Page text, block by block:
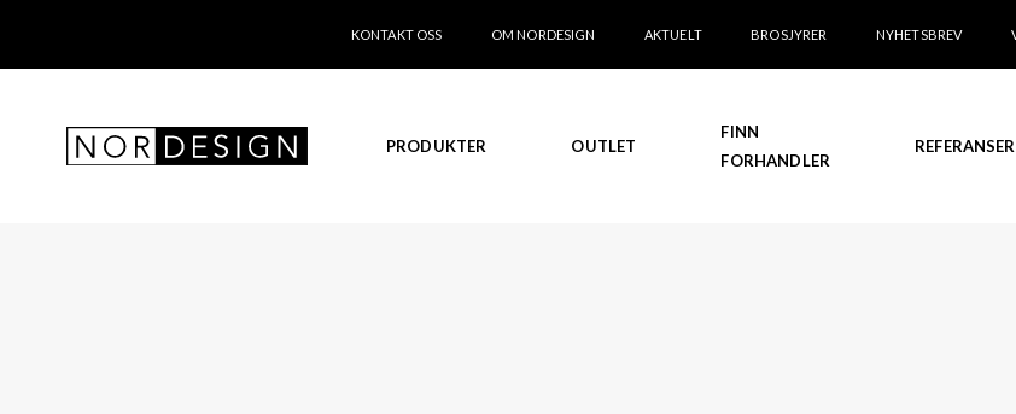
KONTAKT OSS OM NORDESIGN AKTUELT BROSJYRER NYHETSBREV
PRODUKTER OUTLET
FINN
FORHANDLER
REFERANSER